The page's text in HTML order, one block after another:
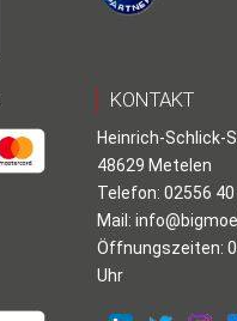
KONTAKT
Heinrich-Schlick-
48629 Metelen
Telefon: 02556 40
Mail:
Öffnungszeiten:
Uhr